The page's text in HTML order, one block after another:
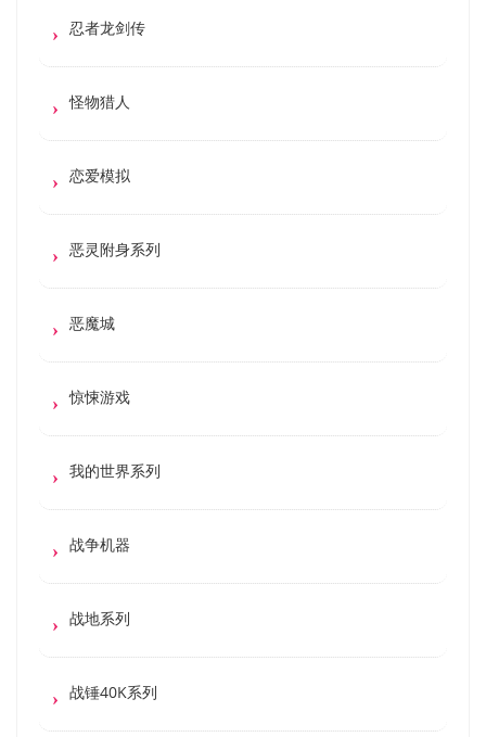
忍者龙剑传
怪物猎人
恋爱模拟
恶灵附身系列
恶魔城
惊悚游戏
我的世界系列
战争机器
战地系列
战锤40K系列